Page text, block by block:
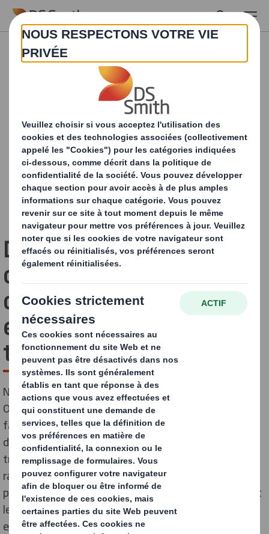
Skip to main content
DS Smith et Famifarm OY
créent une solution
d'emballage ergonomique
et recyclable pour le
transports des herbes
Notre solution d’emballage innovante pour Famifarm
Oy repose sur un design simple avec une trappe,
facilitant un processus de conditionnement et de
déballage plus rapide et plus simple. Les boîtes de
transport de l’entreprise peuvent être ouvertes
rapidement et sans effort, tout en assurant la
protection des herbes fraîches et des salades pendant
leur acheminement vers les points de vente et les
enseignes alimentaires.